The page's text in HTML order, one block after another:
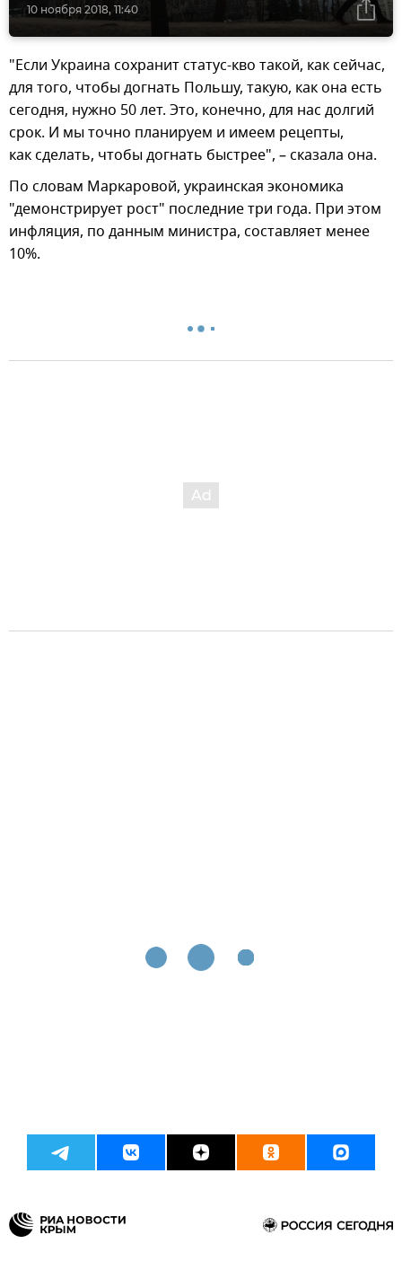
10 ноября 2018, 11:40
"Если Украина сохранит статус-кво такой, как сейчас,
для того, чтобы догнать Польшу, такую, как она есть
сегодня, нужно 50 лет. Это, конечно, для нас долгий
срок. И мы точно планируем и имеем рецепты,
как сделать, чтобы догнать быстрее", – сказала она.
По словам Маркаровой, украинская экономика
"демонстрирует рост" последние три года. При этом
инфляция, по данным министра, составляет менее
10%.